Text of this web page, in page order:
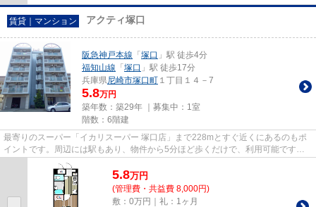
賃貸｜マンション アクティ塚口
阪急神戸本線 「 塚口 」駅 徒歩4分
福知山線 「 塚口 」駅 徒歩17分
兵庫県尼崎市塚口町 １丁目１４－7
5.8万円
築年数：築29年 ｜募集中： 1室
階数：6階建
最寄りのスーパー「イカリスーパー 塚口店」まで228mとすぐ近くにあるのもポ
イントです。周辺には駅もあり、物件から5分ほど歩くだけで、利用可能です。
機能性やデザインが特徴的なお...
5.8万円
(管理費・共益費 8,000円)
敷：0万円｜礼：1ヶ月